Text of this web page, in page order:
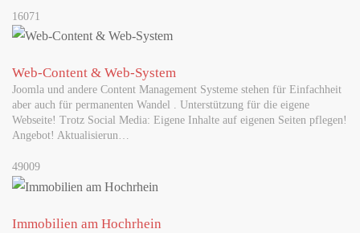
16071
Web-Content & Web-System
Joomla und andere Content Management Systeme stehen für Einfachheit
aber auch für permanenten Wandel . Unterstützung für die eigene
Webseite! Trotz Social Media: Eigene Inhalte auf eigenen Seiten pflegen!
Angebot! Aktualisierun…
49009
Immobilien am Hochrhein